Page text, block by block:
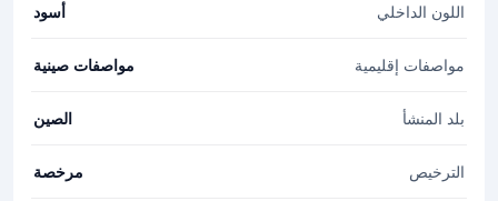
اللون الداخلي أسود
مواصفات إقليمية مواصفات صينية
بلد المنشأ الصين
الترخيص مرخصة